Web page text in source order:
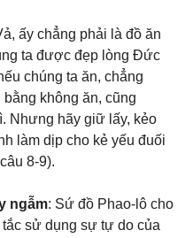
ấy chẳng phải là đồ ăn
ta được đẹp lòng Đức
chúng ta ăn, chẳng
không ăn, cũng
Nhưng hãy giữ lấy, kẻo
làm dịp cho kẻ yếu đuối
8-9).
ngẫm: Sứ đồ Phao-lô cho
tắc sử dụng sự tự do của